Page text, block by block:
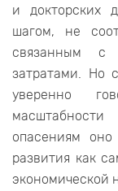
и докторских
шагом, не
связанным с
затратами. Но
уверенно
опасениям
развития как
экономической